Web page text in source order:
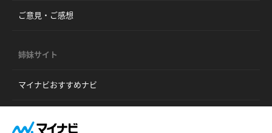
ご意見・ご感想
姉妹サイト
マイナビおすすめナビ